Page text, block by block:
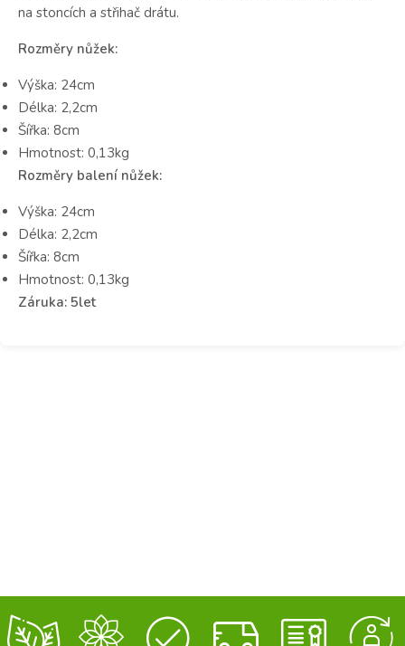
na stoncích a střihač drátu.
Rozměry nůžek:
Výška: 24cm
Délka: 2,2cm
Šířka: 8cm
Hmotnost: 0,13kg
Rozměry balení nůžek:
Výška: 24cm
Délka: 2,2cm
Šířka: 8cm
Hmotnost: 0,13kg
Záruka: 5let